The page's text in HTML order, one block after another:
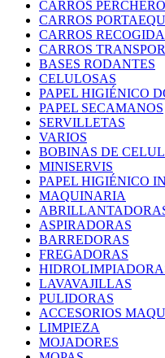
CARROS PERCHERO
CARROS
CARROS
CARROS
BASES RODANTES
CELULOSAS
PAPEL HIGIÉNICO
PAPEL SECAMANOS
SERVILLETAS
VARIOS
BOBINAS DE
MINISERVIS
PAPEL HIGIÉNICO
MAQUINARIA
ASPIRADORAS
BARREDORAS
FREGADORAS
LAVAVAJILLAS
PULIDORAS
ACCESORIOS
LIMPIEZA
MOJADORES